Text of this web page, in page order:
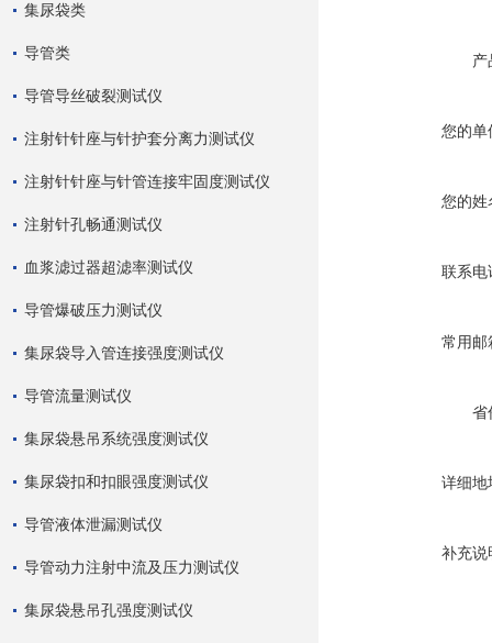
集尿袋类
导管类
导管导丝破裂测试仪
注射针针座与针护套分离力测试仪
注射针针座与针管连接牢固度测试仪
注射针孔畅通测试仪
血浆滤过器超滤率测试仪
导管爆破压力测试仪
集尿袋导入管连接强度测试仪
导管流量测试仪
集尿袋悬吊系统强度测试仪
集尿袋扣和扣眼强度测试仪
导管液体泄漏测试仪
导管动力注射中流及压力测试仪
集尿袋悬吊孔强度测试仪
产
您的单
您的姓
联系电
常用邮
省
详细地
补充说